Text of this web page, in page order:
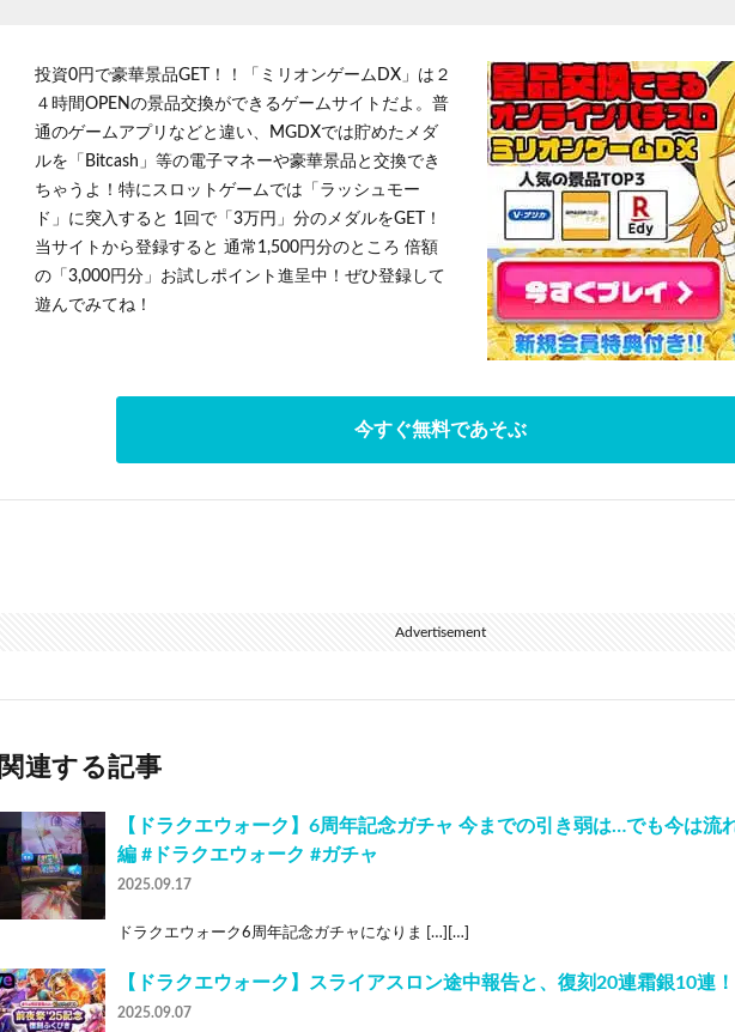
投資0円で豪華景品GET！！「ミリオンゲームDX」は２
４時間OPENの景品交換ができるゲームサイトだよ。普
通のゲームアプリなどと違い、MGDXでは貯めたメダ
ルを「Bitcash」等の電子マネーや豪華景品と交換でき
ちゃうよ！特にスロットゲームでは「ラッシュモー
ド」に突入すると 1回で「3万円」分のメダルをGET！
当サイトから登録すると 通常1,500円分のところ 倍額
の「3,000円分」お試しポイント進呈中！ぜひ登録して
遊んでみてね！
今すぐ無料であそぶ
Advertisement
関連する記事
【ドラクエウォーク】6周年記念ガチャ 今までの引き弱は…でも今は流
編 #ドラクエウォーク #ガチャ
2025.09.17
ドラクエウォーク6周年記念ガチャになりま […][…]
【ドラクエウォーク】スライアスロン途中報告と、復刻20連霜銀10連！
2025.09.07